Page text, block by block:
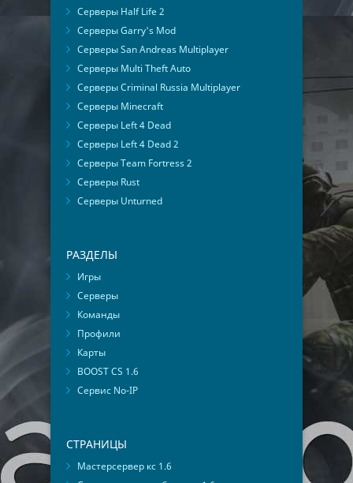
Серверы Half Life 2
Серверы Garry's Mod
Серверы San Andreas Multiplayer
Серверы Multi Theft Auto
Серверы Criminal Russia Multiplayer
Серверы Minecraft
Серверы Left 4 Dead
Серверы Left 4 Dead 2
Серверы Team Fortress 2
Серверы Rust
Серверы Unturned
РАЗДЕЛЫ
Игры
Серверы
Команды
Профили
Карты
BOOST CS 1.6
Сервис No-IP
СТРАНИЦЫ
Мастерсервер кс 1.6